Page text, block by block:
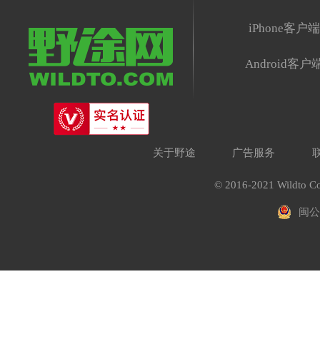
iPhone客户端
Android客户
关于野途 广告服务
© 2016-2021 Wildto
闽